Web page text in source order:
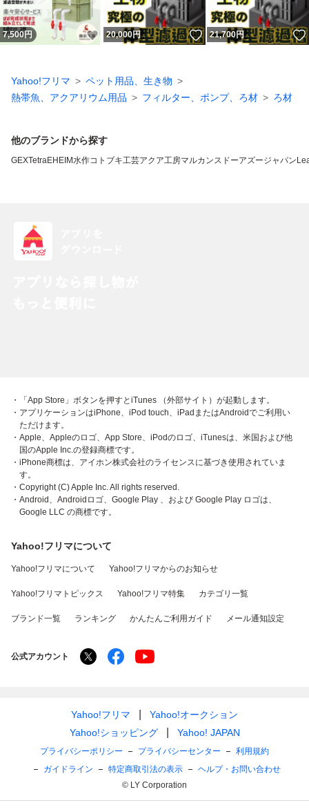
7,500円 いいね！
20,000円 いいね！
21,700円
Yahoo!フリマ
ペット用品、生き物
熱帯魚、アクアリウム用品
フィルター、ポンプ、ろ材 ろ材
他のブランドから探す
GEXTetraEHEIM水作コトブキ工芸アクア工房マルカンスドーアズージャパン
・「App Store」ボタンを押すとiTunes （外部サイト）が起動します。
・アプリケーションはiPhone、iPod touch、iPadまたはAndroidでご利用い
ただけます。
・Apple、Appleのロゴ、App Store、iPodのロゴ、iTunesは、米国および他
国のApple Inc.の登録商標です。
・iPhone商標は、アイホン株式会社のライセンスに基づき使用されていま
す。
・Copyright (C) Apple Inc. All rights reserved.
・Android、Androidロゴ、Google Play 、および Google Play ロゴは、
Google LLC の商標です。
Yahoo!フリマについて
Yahoo!フリマについて Yahoo!フリマからのお知らせ
Yahoo!フリマトピックス Yahoo!フリマ特集 カテゴリ一覧
ブランド一覧 ランキング かんたんご利用ガイド メール通知設定
公式アカウント
Yahoo!フリマ
Yahoo!オークション
Yahoo!ショッピング
Yahoo! JAPAN
プライバシーポリシー プライバシーセンター
利用規約
ガイドライン
特定商取引法の表示
ヘルプ・お問い合わせ
© LY Corporation